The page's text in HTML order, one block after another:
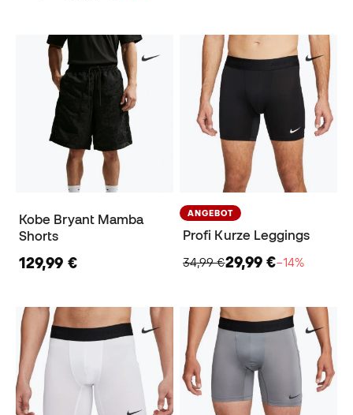
Kobe Bryant Mamba
Shorts
129,99 €
ANGEBOT
Profi Kurze Leggings
34,99 €29,99 €−14%